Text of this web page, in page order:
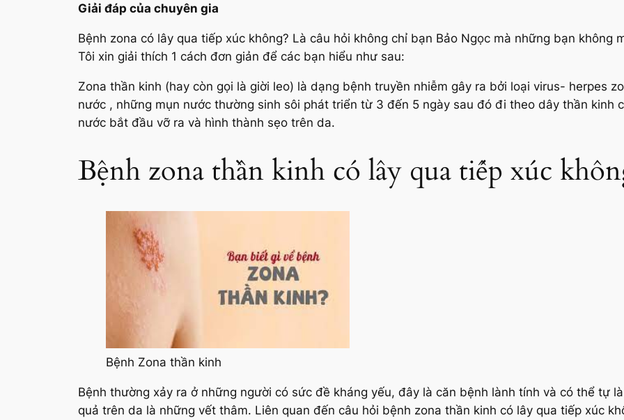
Giải đáp của chuyên gia
Bệnh zona có lây qua tiếp xúc không? Là câu hỏi không chỉ bạn Bảo Ngọc mà những bạn không
Tôi xin giải thích 1 cách đơn giản để các bạn hiểu như sau:
Zona thần kinh (hay còn gọi là giời leo) là dạng bệnh truyền nhiễm gây ra bởi loại virus- herpes
nước , những mụn nước thường sinh sôi phát triển từ 3 đến 5 ngày sau đó đi theo dây thần kinh
nước bắt đầu vỡ ra và hình thành sẹo trên da.
Bệnh zona thần kinh có lây qua tiếp xúc
Bệnh Zona thần kinh
Bệnh thường xảy ra ở những người có sức đề kháng yếu, đây là căn bệnh lành tính và có thể tự
quả trên da là những vết thâm. Liên quan đến câu hỏi bệnh zona thần kinh có lây qua tiếp xúc